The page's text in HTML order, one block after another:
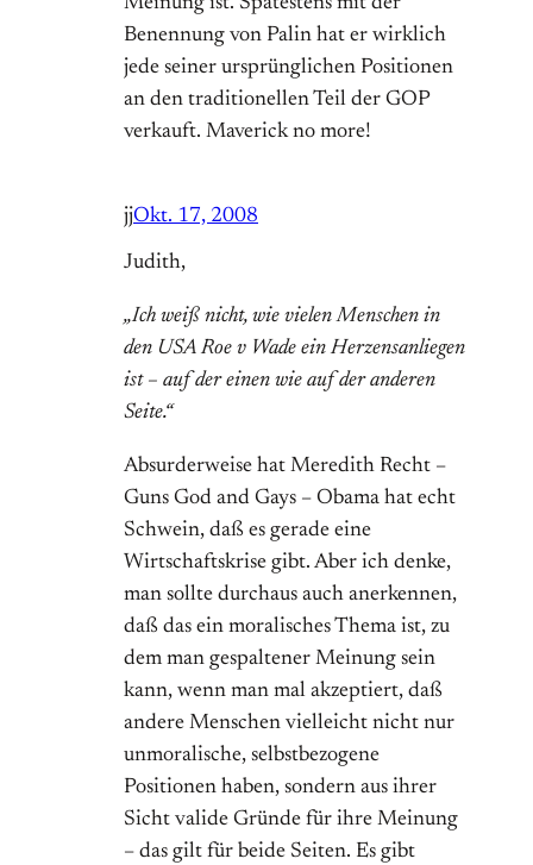
Benennung von Palin hat er wirklich
jede seiner ursprünglichen Positionen
an den traditionellen Teil der GOP
verkauft. Maverick no more!
jjOkt. 17, 2008
Judith,
„Ich weiß nicht, wie vielen Menschen in
den USA Roe v Wade ein Herzensanliegen
ist – auf der einen wie auf der anderen
Seite.“
Absurderweise hat Meredith Recht –
Guns God and Gays – Obama hat echt
Schwein, daß es gerade eine
Wirtschaftskrise gibt. Aber ich denke,
man sollte durchaus auch anerkennen,
daß das ein moralisches Thema ist, zu
dem man gespaltener Meinung sein
kann, wenn man mal akzeptiert, daß
andere Menschen vielleicht nicht nur
unmoralische, selbstbezogene
Positionen haben, sondern aus ihrer
Sicht valide Gründe für ihre Meinung
– das gilt für beide Seiten. Es gibt